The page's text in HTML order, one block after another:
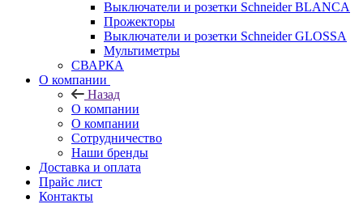
Выключатели и розетки Schneider BLANCA
Прожекторы
Выключатели и розетки Schneider GLOSSA
Мультиметры
СВАРКА
О компании
Назад
О компании
О компании
Сотрудничество
Наши бренды
Доставка и оплата
Прайс лист
Контакты